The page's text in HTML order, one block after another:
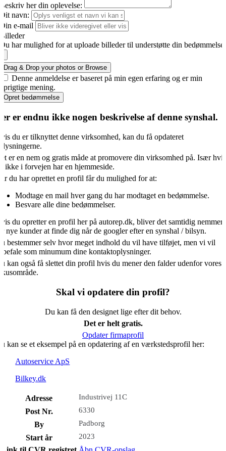
Beskriv her din oplevelse:
Dit navn:
Din e-mail
Billeder
Du har mulighed for at uploade billeder til understøtte din bedømmelse.
Drag & Drop your photos or Browse
Denne anmeldelse er baseret på min egen erfaring og er min
oprigtige mening.
Opret bedømmelse
er endnu ikke nogen beskrivelse af denne synshal.
du er tilknyttet denne virksomhed, kan du få opdateret
er en nem og gratis måde at promovere din virksomhed på. Især hvis
ikke i forvejen har en hjemmeside.
du har oprettet en profil får du mulighed for at:
Modtage en mail hver gang du har modtaget en bedømmelse.
Besvare alle dine bedømmelser.
du opretter en profil her på autorep.dk, bliver det samtidig
nye kunder at finde dig når de googler efter en synshal / bilsyn.
bestemmer selv hvor meget indhold du vil have tilføjet, men vi vil
som minumum dine kontaktoplysninger.
kan også få slettet din profil hvis du mener den falder udenfor vores
Skal vi opdatere din profil?
Du kan få den designet lige efter dit behov.
Det er helt gratis.
Opdater firmaprofil
kan se et eksempel på en opdatering af en værkstedsprofil her:
Autoservice ApS
Bilkey.dk
Adresse Industrivej 11C
Post Nr. 6330
By Padborg
Start år 2023